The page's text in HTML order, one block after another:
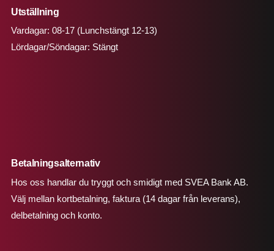
Utställning
Vardagar: 08-17 (Lunchstängt 12-13)
Lördagar/Söndagar: Stängt
Betalningsalternativ
Hos oss handlar du tryggt och smidigt med SVEA Bank AB.
Välj mellan kortbetalning, faktura (14 dagar från leverans),
delbetalning och konto.